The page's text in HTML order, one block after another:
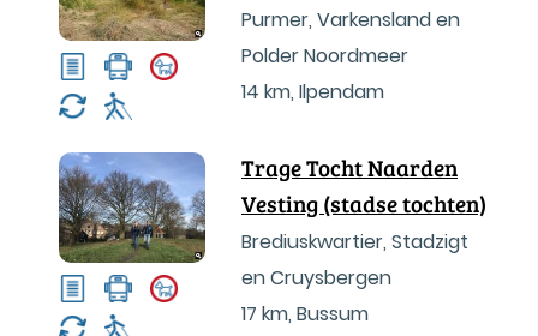
Purmer, Varkensland en
Polder Noordmeer
14 km, Ilpendam
Trage Tocht Naarden
Vesting (stadse tochten)
Brediuskwartier, Stadzigt
en Cruysbergen
17 km, Bussum